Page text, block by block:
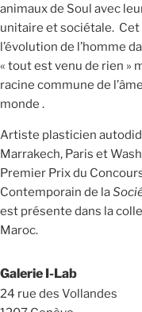
animaux de Soul avec
unitaire et sociétale. Cet
l’évolution de l’homme
« tout est venu de rien »
racine commune de
monde .
Artiste plasticien
Marrakech, Paris et
Premier Prix du
Contemporain de la
est présente dans la
Maroc.
Galerie I-Lab
24 rue des Vollandes